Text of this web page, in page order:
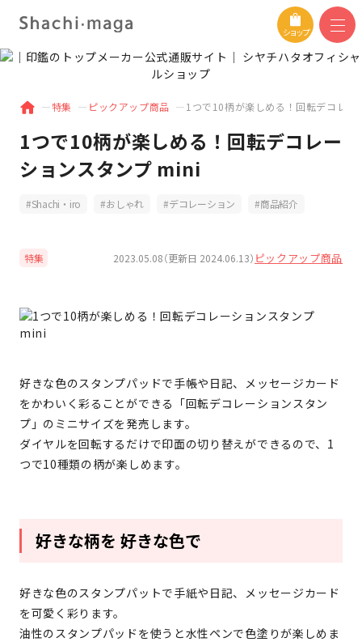
ショップ
特集 ピックアップ商品 1つで10柄が楽しめる！回転デコレ
1つで10柄が楽しめる！回転デコレー
ションスタンプ mini
Shachi・iro おしゃれ デコレーション 商品紹介
特集 ピックアップ商品
2023.05.08（更新日 2024.06.13）
好きな色のスタンプパッドで手帳や日記、メッセージカード
をかわいく彩ることができる「回転デコレーションスタン
プ」のミニサイズを発売します。
ダイヤルを回転するだけで印面の切り替えができるので、1
つで10種類の柄が楽しめます。
好きな柄を 好きな色で
好きな色のスタンプパットで手紙や日記、メッセージカード
を可愛く彩ります。
油性のスタンプパッドを使うと水性ペンで色塗りが楽しめま